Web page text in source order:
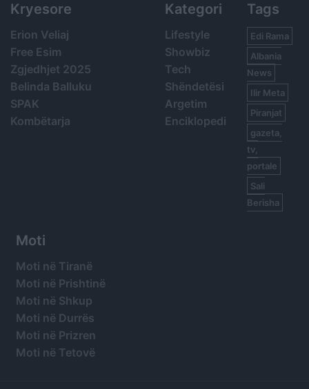
Kryesore
Erion Veliaj
Free Esim
Zgjedhjet 2025
Belinda Balluku
SPAK
Kombëtarja
Kategori
Lifestyle
Showbiz
Tech
Shëndetësi
Argetim
Enciklopedi
Tags
Edi Rama
Albania
News
Ilir Meta
Piranjat
gazeta,
tv,
portale
Sali
Berisha
Moti
Moti në Tiranë
Moti në Prishtinë
Moti në Shkup
Moti në Durrës
Moti në Prizren
Moti në Tetovë